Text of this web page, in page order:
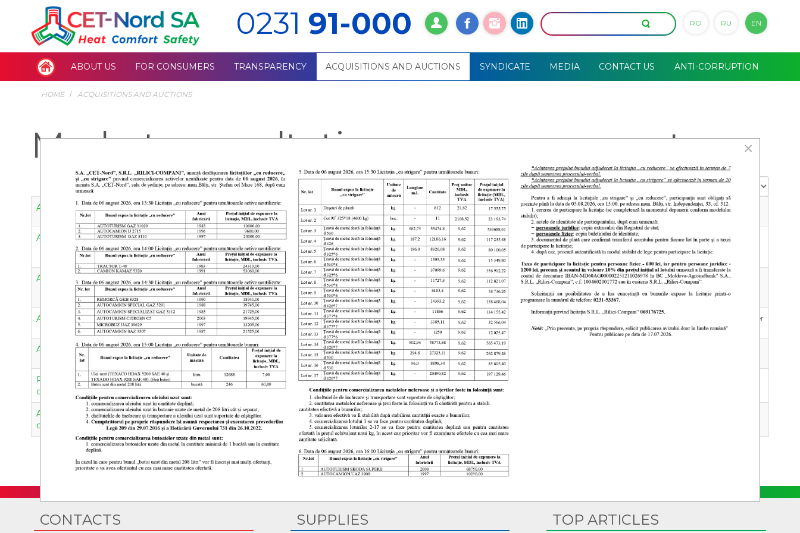
RO RU EN
0231 91-000
ABOUT US FOR CONSUMERS TRANSPARENCY ACQUISITIONS AND AUCTIONS SYNDICATE MEDIA CONTACT US ANTI-CORRUPTION
HOME ACQUISITIONS AND AUCTIONS
Market consultation announcements
Display
#
Achiziția serviciilor de asistență în vederea elaborării normelor și normativelor de normare a muncii în cadrul entității
30 August
Achiziția serviciilor de reparație și mentenanță a convertizoarelor de frecvență
20
Achiziția serviciilor de externalizare a sarcinilor responsabilului cu protecția datelor cu caracter personal
20
2023
Achiziția lucrărilor de reparație și mentenanță a convertizoarelor de frecvență.
11 September
2023
Achiziția lucrărilor de reparație și mentenanță a convertizoarelor de frecvență
Proiectarea și instalarea unui sistem pentru monitorizarea și înregistrarea parametrilor de calitate a energiei electrice de 10kV și de 100kV la punctele de delimitare
cu Operatorii rețelei de transport și de distribuție
Achiziția serviciilor de consultanță și asistență tehnică în vederea Studiului de Oportunitate/Fezabilitate necesar identificării şi evaluării potenţialelor surse de
combustibil alternativ pentru înlocuirea combustibilului de rezervă păcură
CONTACTS SUPPLIES TOP ARTICLES
×